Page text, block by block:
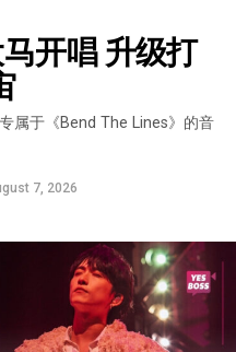
开唱 升级打
属于《Bend The Lines》的音
7, 2026